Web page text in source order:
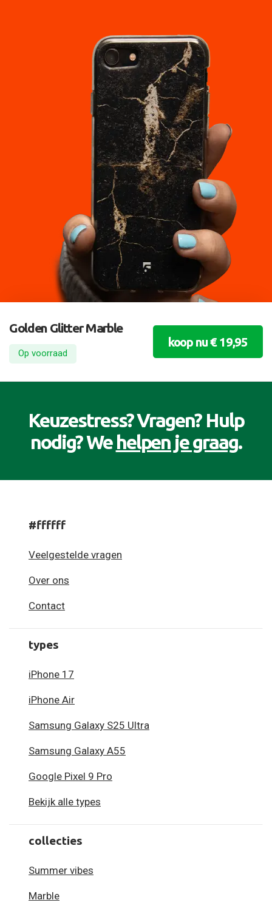
Golden Glitter Marble
Op voorraad
koop nu € 19,95
Keuzestress? Vragen? Hulp
nodig? Wehelpen je graag.
#ffffff
Veelgestelde vragen
Over ons
Contact
types
iPhone 17
iPhone Air
Samsung Galaxy S25 Ultra
Samsung Galaxy A55
Google Pixel 9 Pro
Bekijk alle types
collecties
Summer vibes
Marble